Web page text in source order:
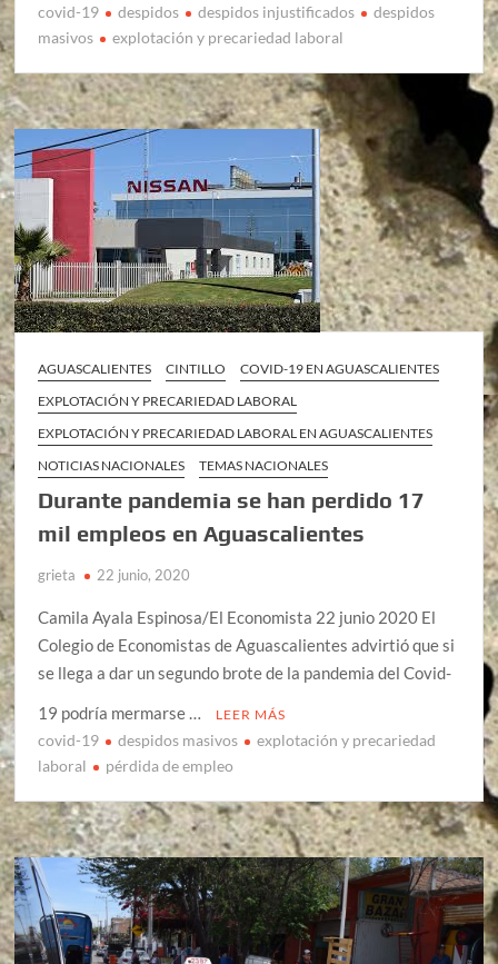
covid-19 despidos despidos injustificados
despidos
masivos
explotación y precariedad laboral
AGUASCALIENTES CINTILLO
COVID-19 EN AGUASCALIENTES
EXPLOTACIÓN Y PRECARIEDAD LABORAL
EXPLOTACIÓN Y PRECARIEDAD LABORAL EN AGUASCALIENTES
NOTICIAS NACIONALES
TEMAS NACIONALES
Durante pandemia se han perdido 17
mil empleos en Aguascalientes
grieta 22 junio, 2020
Camila Ayala Espinosa/El Economista 22 junio 2020 El
Colegio de Economistas de Aguascalientes advirtió que si
se llega a dar un segundo brote de la pandemia del Covid-
19 podría mermarse …
LEER MÁS
covid-19 despidos masivos
explotación y precariedad
laboral
pérdida de empleo